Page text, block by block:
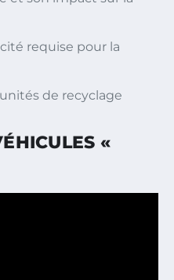
requise pour la
de recyclage
«